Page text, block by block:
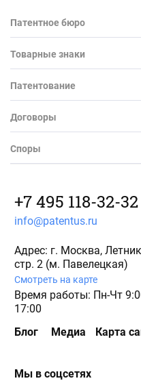
Патентное бюро
Товарные знаки
Патентование
Договоры
Споры
+7 495 118-32-32
info@patentus.ru
Адрес: г. Москва,
стр. 2 (м. Павелецкая)
Смотреть на карте
Время работы: Пн-Чт
17:00
Блог
Медиа Карта
Мы в соцсетях